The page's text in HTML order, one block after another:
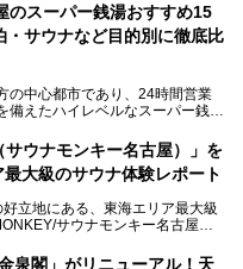
れ続けてきた施設だからこそ、
を待ちわびている人も多いのでは
に、2年前からじっくり構想を練
、館内の充実度は想像以上。
露天エリアや10の浴槽、40人収
ナに、岩盤浴やリラクゼーション
に生まれ変わりました。
して新しくなった「スパアクアス
のスーパー銭湯おすすめ15
・サウナなど目的別に徹底比
の中心都市であり、24時間営業
えたハイレベルなスーパー銭湯
疲れを心身ともにリセットした
1日中ダラダラ過ごしたい」「コ
て楽しんでくださいね。
サウナモンキー名古屋）」を
大級のサウナ体験レポート
立地にある、東海エリア最大級
サウナモンキー名古屋」
が少ないよね」という声をよく耳
泉閣」がリニューアル！天